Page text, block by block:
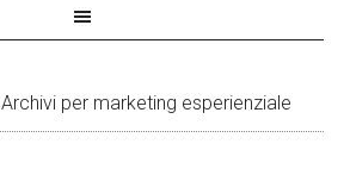
Archivi per marketing esperienziale